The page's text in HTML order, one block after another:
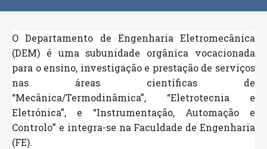
O Departamento de Engenharia Eletromecânica
(DEM) é uma subunidade orgânica vocacionada
para o ensino, investigação e prestação de serviços
nas áreas científicas de
“Mecânica/Termodinâmica”, “Eletrotecnia e
Eletrónica”, e “Instrumentação, Automação e
Controlo” e integra-se na Faculdade de Engenharia
(FE).